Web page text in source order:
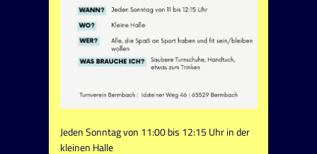
Jeden Sonntag von 11:00 bis 12:15 Uhr in der
kleinen Halle